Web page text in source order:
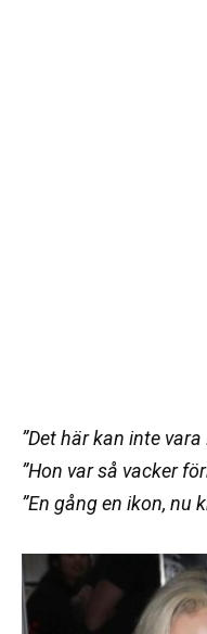
”Det här kan inte vara
”Hon var så vacker
”En gång en ikon, nu